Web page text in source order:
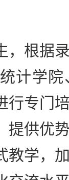
根据录
计学
行专门
提供优
教学，